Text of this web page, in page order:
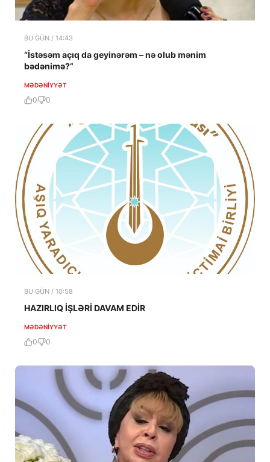
BU GÜN / 14:43
“İstəsəm açıq da geyinərəm – nə olub mənim
bədənimə?”
MƏDƏNIYYƏT
0 0
BU GÜN / 10:58
HAZIRLIQ İŞLƏRİ DAVAM EDİR
MƏDƏNIYYƏT
0 0